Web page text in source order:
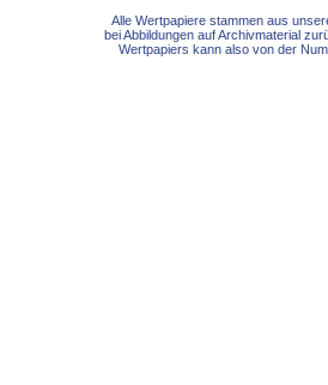
Alle Wertpapiere stammen aus
bei Abbildungen auf Archivmaterial
Wertpapiers kann also von der